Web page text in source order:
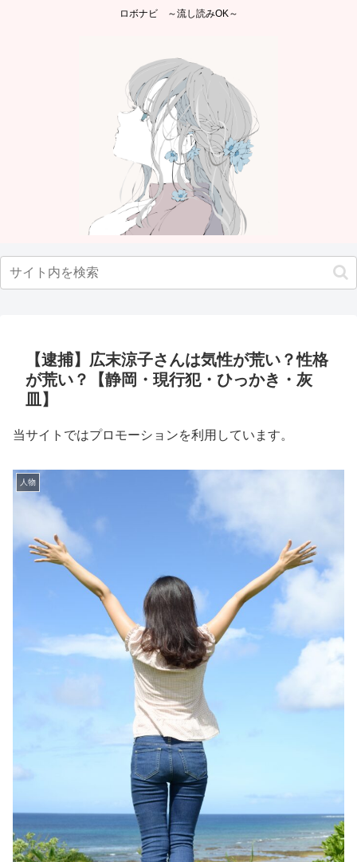
ロボナビ ～流し読みOK～
【逮捕】広末涼子さんは気性が荒い？性格
が荒い？【静岡・現行犯・ひっかき・灰
皿】
当サイトではプロモーションを利用しています。
人物